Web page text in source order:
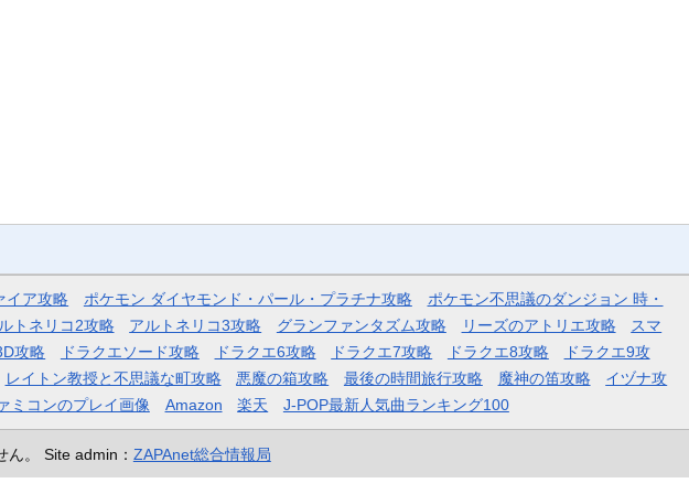
イア攻略 ポケモン ダイヤモンド・パール・プラチナ攻略
ポケモン不思議のダンジョン 時・
トネリコ2攻略 アルトネリコ3攻略 グランファンタズム攻略 リーズのアトリエ攻略
スマ
攻略 ドラクエソード攻略 ドラクエ6攻略 ドラクエ7攻略 ドラクエ8攻略
ドラクエ9攻
レイトン教授と不思議な町攻略 悪魔の箱攻略 最後の時間旅行攻略 魔神の笛攻略
イヅナ攻
ミコンのプレイ画像 Amazon 楽天 J-POP最新人気曲ランキング100
。 Site admin： ZAPAnet総合情報局